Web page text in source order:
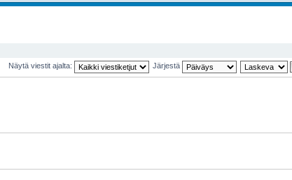
Näytä viestit ajalta: Järjestä